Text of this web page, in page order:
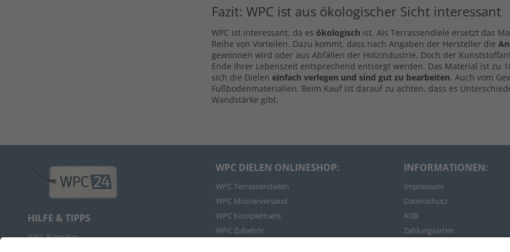
Fazit: WPC ist aus ökologischer Sicht interessant
WPC ist interessant, da es ökologisch ist. Als Terrassendiele ersetzt das
Reihe von Vorteilen. Dazu kommt, dass nach Angaben der Hersteller die
gewonnen wird oder aus Abfällen der Holzindustrie. Doch der
Ende Ihrer Lebenszeit entsprechend entsorgt werden. Das Material ist zu
sich die Dielen einfach verlegen und sind gut zu bearbeiten. Auch vom
Fußbodenmaterialien. Beim Kauf ist darauf zu achten, dass es
Wandstärke gibt.
HILFE & TIPPS
WPC-Ratgeber
WPC DIELEN ONLINESHOP:
WPC Terrassendielen
WPC Musterversand
WPC Komplettsets
WPC Zubehör
INFORMATIONEN:
Impressum
Datenschutz
AGB
Zahlungsarten